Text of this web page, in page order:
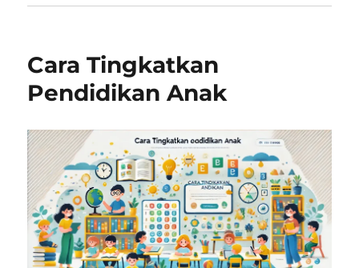
Cara Tingkatkan
Pendidikan Anak